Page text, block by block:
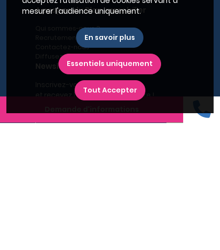
A propos du Plan Immobilier
Qui sommes-nous ?
Recrutement
Contactez-nous
Diffusez votre programme
Newsletter
Inscrivez-vous à la newsletter,
et recevez l'actualité immobilière !
mesurer l'audience uniquement.
En savoir plus
Essentiels uniquement
Tout Accepter